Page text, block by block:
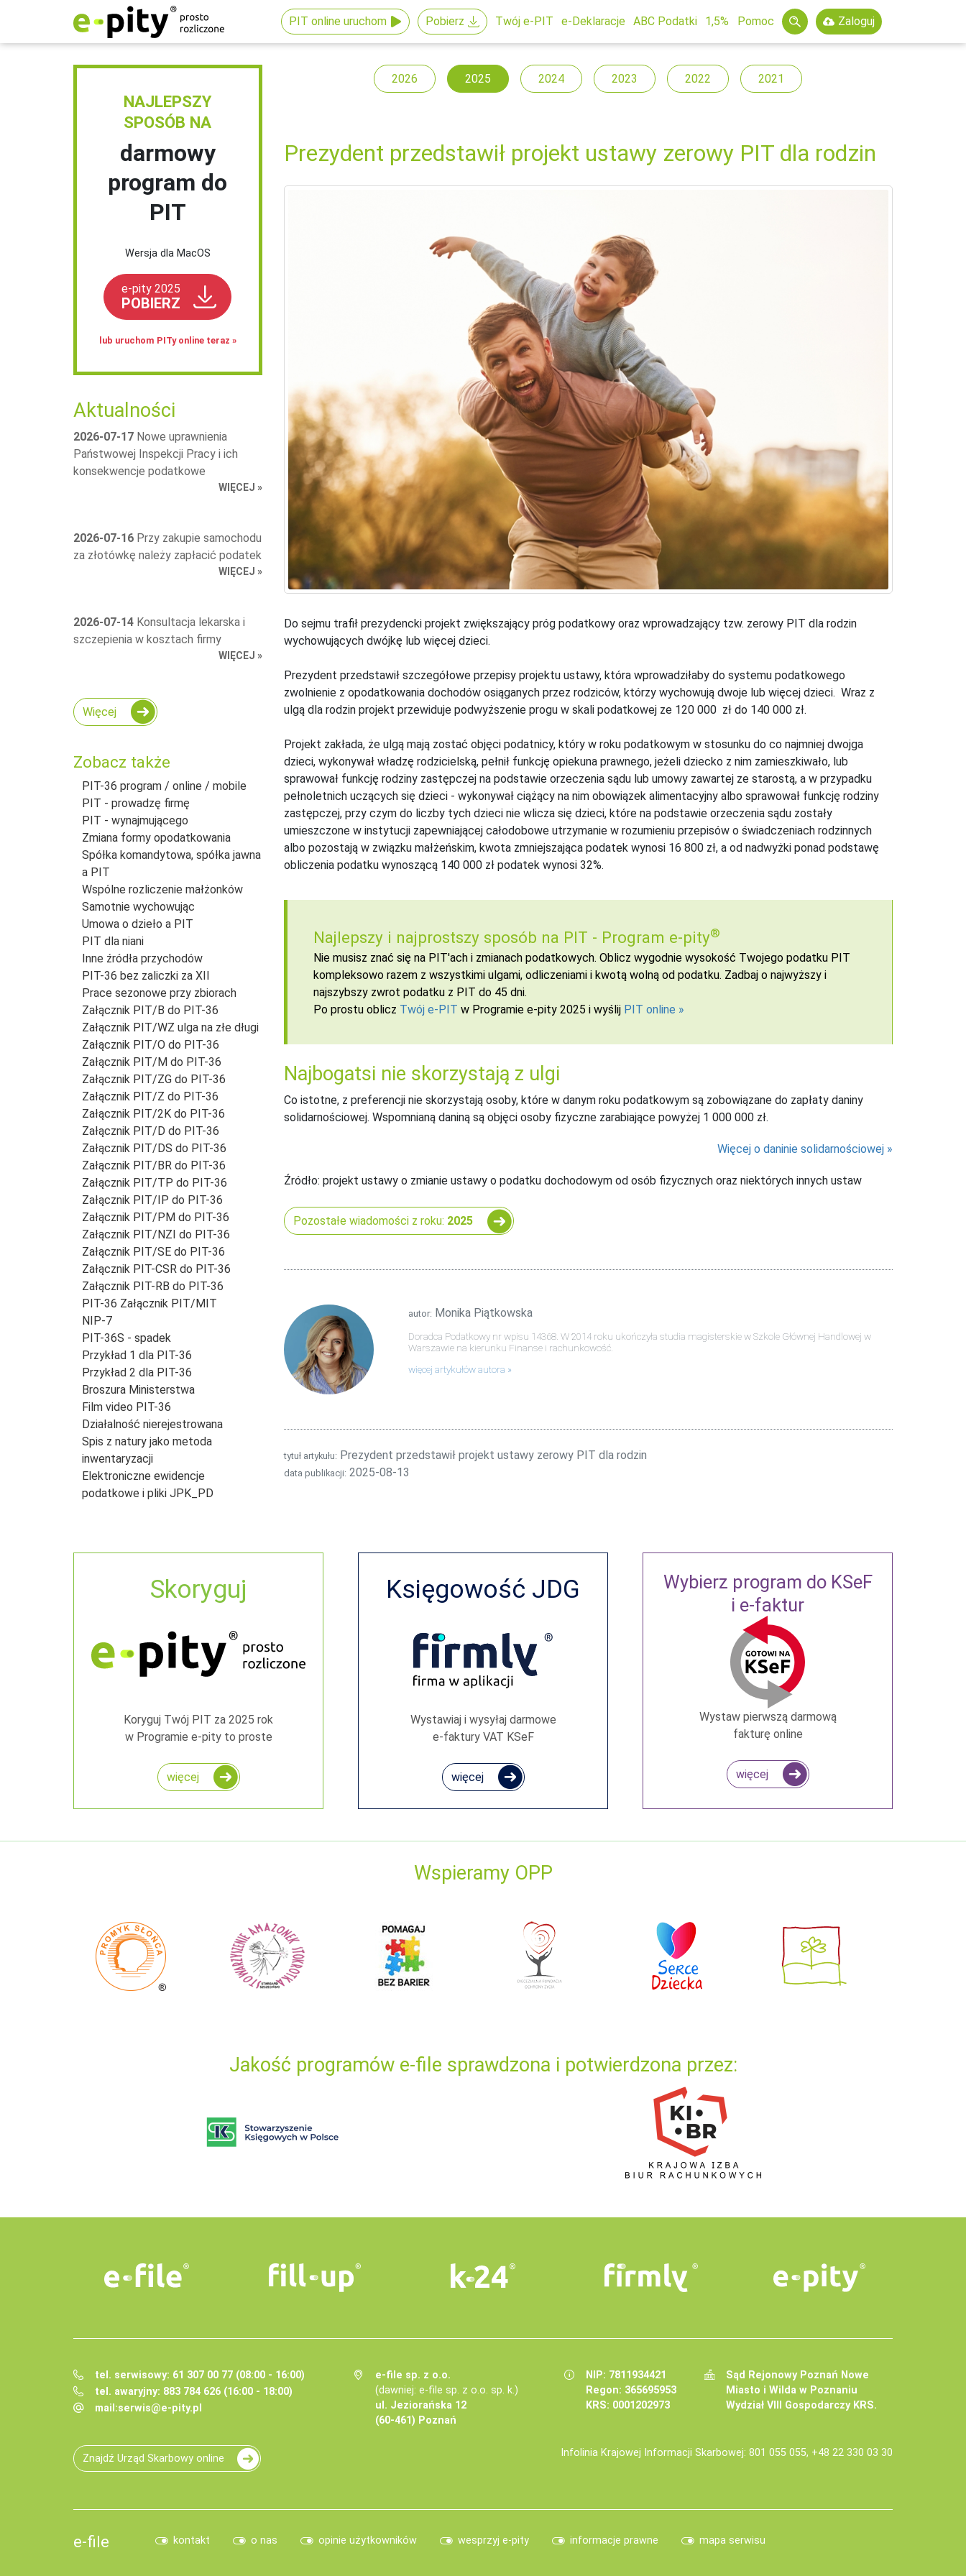
PIT online uruchom Pobierz Twój e-PIT e-Deklaracje ABC Podatki 1,5% Pomoc Zaloguj
NAJLEPSZY
SPOSÓB NA
darmowy
program do
PIT
Wersja dla MacOS
e-pity 2025
POBIERZ
lub uruchom PITy online teraz »
Aktualności
2026-07-17 Nowe uprawnienia
Państwowej Inspekcji Pracy i ich
konsekwencje podatkowe
WIĘCEJ »
2026-07-16 Przy zakupie samochodu
za złotówkę należy zapłacić podatek
WIĘCEJ »
2026-07-14 Konsultacja lekarska i
szczepienia w kosztach firmy
WIĘCEJ »
Więcej
Zobacz także
PIT-36 program / online / mobile
PIT - prowadzę firmę
PIT - wynajmującego
Zmiana formy opodatkowania
Spółka komandytowa, spółka jawna
a PIT
Wspólne rozliczenie małżonków
Samotnie wychowując
Umowa o dzieło a PIT
PIT dla niani
Inne źródła przychodów
PIT-36 bez zaliczki za XII
Prace sezonowe przy zbiorach
Załącznik PIT/B do PIT-36
Załącznik PIT/WZ ulga na złe długi
Załącznik PIT/O do PIT-36
Załącznik PIT/M do PIT-36
Załącznik PIT/ZG do PIT-36
Załącznik PIT/Z do PIT-36
Załącznik PIT/2K do PIT-36
Załącznik PIT/D do PIT-36
Załącznik PIT/DS do PIT-36
Załącznik PIT/BR do PIT-36
Załącznik PIT/TP do PIT-36
Załącznik PIT/IP do PIT-36
Załącznik PIT/PM do PIT-36
Załącznik PIT/NZI do PIT-36
Załącznik PIT/SE do PIT-36
Załącznik PIT-CSR do PIT-36
Załącznik PIT-RB do PIT-36
PIT-36 Załącznik PIT/MIT
NIP-7
PIT-36S - spadek
Przykład 1 dla PIT-36
Przykład 2 dla PIT-36
Broszura Ministerstwa
Film video PIT-36
Działalność nierejestrowana
Spis z natury jako metoda
inwentaryzacji
Elektroniczne ewidencje
podatkowe i pliki JPK_PD
2026 2025 2024 2023 2022 2021
Prezydent przedstawił projekt ustawy zerowy PIT dla rodzin
Do sejmu trafił prezydencki projekt zwiększający próg podatkowy oraz wprowadzający tzw. zerowy PIT dla rodzin
wychowujących dwójkę lub więcej dzieci.
Prezydent przedstawił szczegółowe przepisy projektu ustawy, która wprowadziłaby do systemu podatkowego
zwolnienie z opodatkowania dochodów osiąganych przez rodziców, którzy wychowują dwoje lub więcej dzieci. Wraz z
ulgą dla rodzin projekt przewiduje podwyższenie progu w skali podatkowej ze 120 000 zł do 140 000 zł.
Projekt zakłada, że ulgą mają zostać objęci podatnicy, który w roku podatkowym w stosunku do co najmniej dwojga
dzieci, wykonywał władzę rodzicielską, pełnił funkcję opiekuna prawnego, jeżeli dziecko z nim zamieszkiwało, lub
sprawował funkcję rodziny zastępczej na podstawie orzeczenia sądu lub umowy zawartej ze starostą, a w przypadku
pełnoletnich uczących się dzieci - wykonywał ciążący na nim obowiązek alimentacyjny albo sprawował funkcję rodziny
zastępczej, przy czym do liczby tych dzieci nie wlicza się dzieci, które na podstawie orzeczenia sądu zostały
umieszczone w instytucji zapewniającej całodobowe utrzymanie w rozumieniu przepisów o świadczeniach rodzinnych
albo pozostają w związku małżeńskim, kwota zmniejszająca podatek wynosi 16 800 zł, a od nadwyżki ponad podstawę
obliczenia podatku wynoszącą 140 000 zł podatek wynosi 32%.
Najlepszy i najprostszy sposób na PIT - Program e-pity®
Nie musisz znać się na PIT'ach i zmianach podatkowych. Oblicz wygodnie wysokość Twojego podatku PIT
kompleksowo razem z wszystkimi ulgami, odliczeniami i kwotą wolną od podatku. Zadbaj o najwyższy i
najszybszy zwrot podatku z PIT do 45 dni.
Po prostu oblicz Twój e-PIT w Programie e-pity 2025 i wyślij PIT online
Najbogatsi nie skorzystają z ulgi
Co istotne, z preferencji nie skorzystają osoby, które w danym roku podatkowym są zobowiązane do zapłaty daniny
solidarnościowej. Wspomnianą daniną są objęci osoby fizyczne zarabiające powyżej 1 000 000 zł.
Więcej o daninie solidarnościowej
Źródło: projekt ustawy o zmianie ustawy o podatku dochodowym od osób fizycznych oraz niektórych innych ustaw
Pozostałe wiadomości z roku: 2025
autor: Monika Piątkowska
Doradca Podatkowy nr wpisu 14368. W 2014 roku ukończyła studia magisterskie w Szkole Głównej Handlowej w
Warszawie na kierunku Finanse i rachunkowość.
więcej artykułów autora
tytuł artykułu: Prezydent przedstawił projekt ustawy zerowy PIT dla rodzin
data publikacji: 2025-08-13
Skoryguj
Koryguj Twój PIT za 2025 rok
w Programie e-pity to proste
więcej
Księgowość JDG
Wystawiaj i wysyłaj darmowe
e‑faktury VAT KSeF
więcej
Wybierz program do KSeF
i e-faktur
Wystaw pierwszą darmową
fakturę online
więcej
Wspieramy OPP
Jakość programów e-file sprawdzona i potwierdzona przez:
tel. serwisowy: 61 307 00 77 (08:00 - 16:00)
tel. awaryjny: 883 784 626 (16:00 - 18:00)
mail:serwis@e-pity.pl
e-file sp. z o.o.
(dawniej: e-file sp. z o.o. sp. k.)
ul. Jeziorańska 12
(60-461) Poznań
NIP: 7811934421
Regon: 365695953
KRS: 0001202973
Sąd Rejonowy Poznań Nowe
Miasto i Wilda w Poznaniu
Wydział VIII Gospodarczy KRS.
Znajdź Urząd Skarbowy online Infolinia Krajowej Informacji Skarbowej: 801 055 055, +48 22 330 03 30
e-file kontakt o nas opinie użytkowników wesprzyj e-pity informacje prawne mapa serwisu